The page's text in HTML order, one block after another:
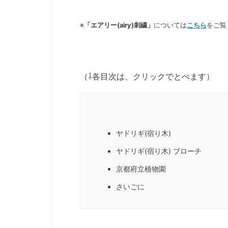
※ 「エアリー(airy)刺繍」 についてはこちらをご覧
（⇩各目次は、クリックでとべます）
ヤドリギ(宿り木)
ヤドリギ(宿り木) ブローチ
京都府立植物園
さいごに